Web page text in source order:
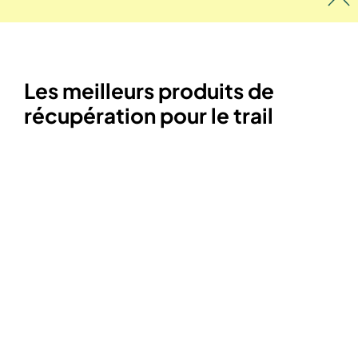
Les meilleurs produits de
récupération pour le trail